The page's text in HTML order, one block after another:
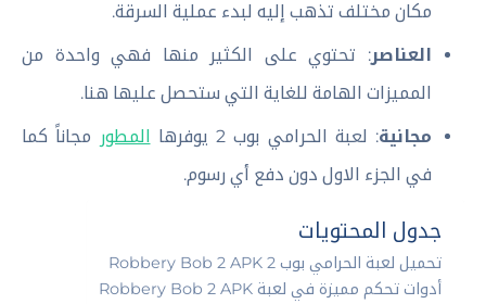
مكان مختلف تذهب إليه لبدء عملية السرقة.
العناصر: تحتوي على الكثير منها فهي واحدة من
المميزات الهامة للغاية التي ستحصل عليها هنا.
مجانية: لعبة الحرامي بوب 2 يوفرها المطور مجاناً كما
في الجزء الاول دون دفع أي رسوم.
جدول المحتويات
تحميل لعبة الحرامي بوب 2 Robbery Bob 2 APK
أدوات تحكم مميزة في لعبة Robbery Bob 2 APK